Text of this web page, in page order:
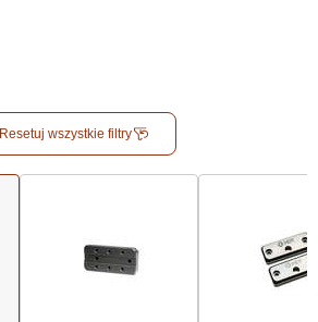
Resetuj wszystkie filtry